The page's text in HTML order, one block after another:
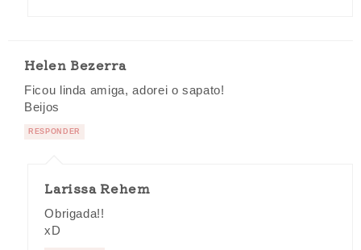
Helen Bezerra
Ficou linda amiga, adorei o sapato!
Beijos
RESPONDER
Larissa Rehem
Obrigada!!
xD